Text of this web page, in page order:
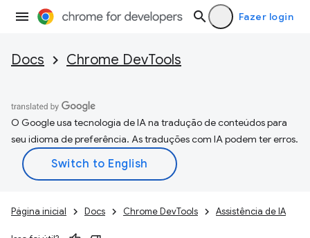
Fazer login
Docs Chrome DevTools
O Google usa tecnologia de IA na tradução de conteúdos para
seu idioma de preferência. As traduções com IA podem ter erros.
Página inicial Docs Chrome DevTools Assistência de IA